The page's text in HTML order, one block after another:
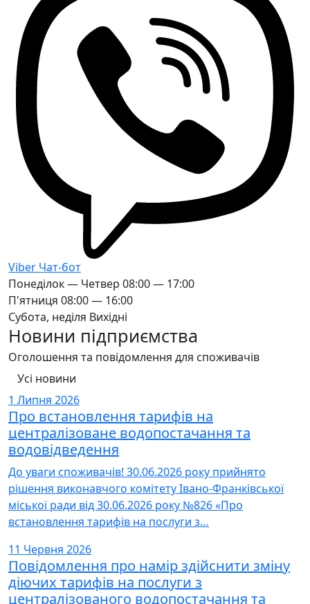
Viber Чат-бот
Понеділок — Четвер 08:00 — 17:00
П'ятниця 08:00 — 16:00
Субота, неділя Вихідні
Новини підприємства
Оголошення та повідомлення для споживачів
Усі новини
1 Липня 2026
Про встановлення тарифів на
централізоване водопостачання та
водовідведення
До уваги споживачів! 30.06.2026 року прийнято
рішення виконавчого комітету Івано-Франківської
міської ради від 30.06.2026 року №826 «Про
встановлення тарифів на послуги з…
11 Червня 2026
Повідомлення про намір здійснити зміну
діючих тарифів на послуги з
централізованого водопостачання та